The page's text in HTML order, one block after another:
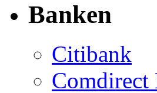
Banken
Citibank
Comdirect